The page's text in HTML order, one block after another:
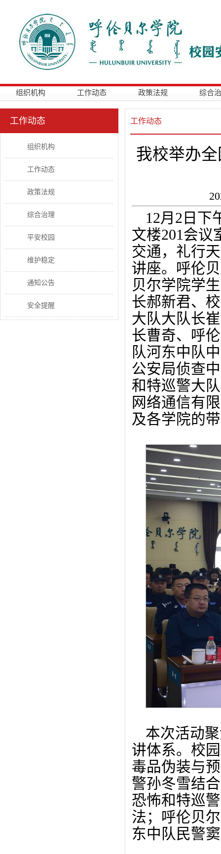
组织机构 工作动态 政策法规 综合
工作动态
组织机构
工作动态
政策法规
综合治理
平安校园
维护稳定
通知公告
安全提醒
工作动态
我校举办
12月2日下
文楼201会议
交通，礼行
讲座。呼伦
贝尔学院学
长郝新君、
大队大队长
长曹奇、呼
队河东中队
公安局侦查
和特巡警大
网络通信有
及各学院的
本次活动
讲体系。校
毒品伪装与
警孙冬雪结
恐怖和特巡
法；呼伦贝
东中队民警